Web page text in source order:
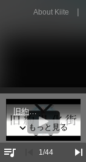
About Kiite
queue_music 1 /44 skip_next